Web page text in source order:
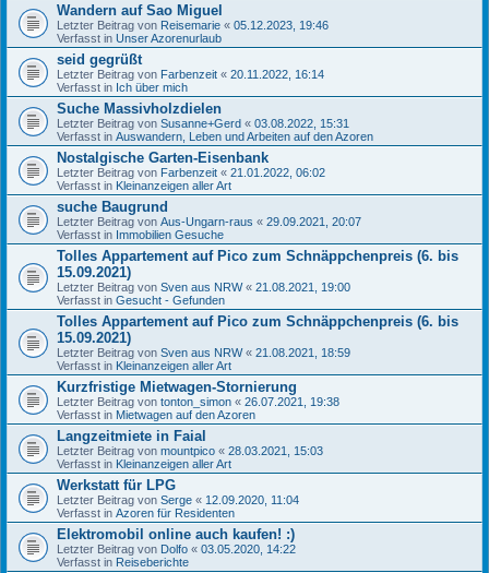
Wandern auf Sao Miguel
Letzter Beitrag von Reisemarie « 05.12.2023, 19:46
Verfasst in Unser Azorenurlaub
seid gegrüßt
Letzter Beitrag von Farbenzeit « 20.11.2022, 16:14
Verfasst in Ich über mich
Suche Massivholzdielen
Letzter Beitrag von Susanne+Gerd « 03.08.2022, 15:31
Verfasst in Auswandern, Leben und Arbeiten auf den Azoren
Nostalgische Garten-Eisenbank
Letzter Beitrag von Farbenzeit « 21.01.2022, 06:02
Verfasst in Kleinanzeigen aller Art
suche Baugrund
Letzter Beitrag von Aus-Ungarn-raus « 29.09.2021, 20:07
Verfasst in Immobilien Gesuche
Tolles Appartement auf Pico zum Schnäppchenpreis (6. bis
15.09.2021)
Letzter Beitrag von Sven aus NRW« 21.08.2021, 19:00
Verfasst in Gesucht - Gefunden
Tolles Appartement auf Pico zum Schnäppchenpreis (6. bis
15.09.2021)
Letzter Beitrag von Sven aus NRW« 21.08.2021, 18:59
Verfasst in Kleinanzeigen aller Art
Kurzfristige Mietwagen-Stornierung
Letzter Beitrag von tonton_simon « 26.07.2021, 19:38
Verfasst in Mietwagen auf den Azoren
Langzeitmiete in Faial
Letzter Beitrag von mountpico « 28.03.2021, 15:03
Verfasst in Kleinanzeigen aller Art
Werkstatt für LPG
Letzter Beitrag von Serge « 12.09.2020, 11:04
Verfasst in Azoren für Residenten
Elektromobil online auch kaufen! :)
Letzter Beitrag von Dolfo « 03.05.2020, 14:22
Verfasst in Reiseberichte